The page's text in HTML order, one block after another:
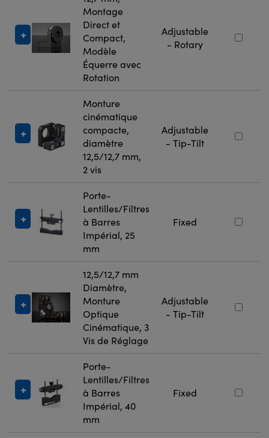
Montage
Direct et
Compact,
Modèle
Équerre avec
Rotation
Adjustable
- Rotary
Monture
cinématique
compacte,
diamètre
12,5/12,7 mm,
2 vis
Adjustable
- Tip-Tilt
Porte-
Lentilles/Filtres
à Barres
Impérial, 25
mm
Fixed
12,5/12,7 mm
Diamètre,
Monture
Optique
Cinématique, 3
Vis de Réglage
Adjustable
- Tip-Tilt
Porte-
Lentilles/Filtres
à Barres
Impérial, 40
mm
Fixed